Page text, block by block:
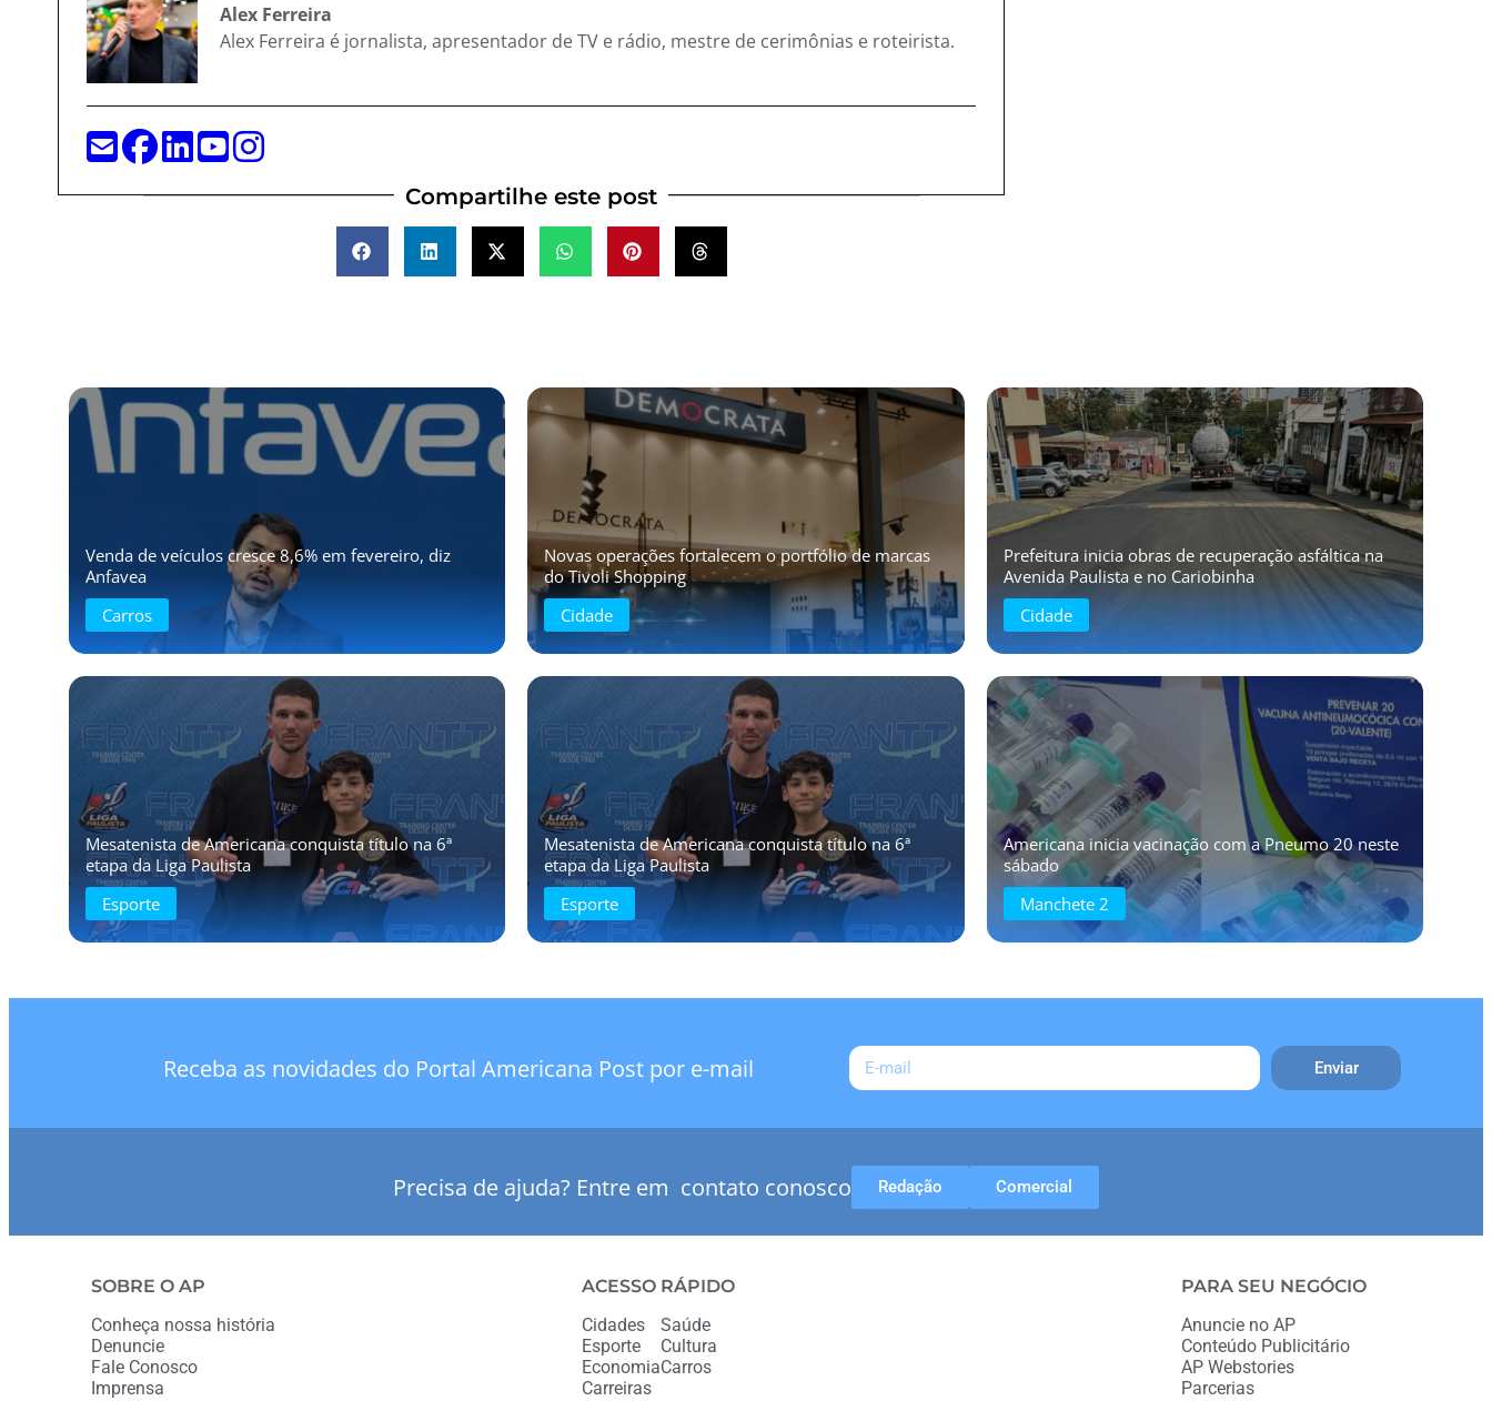
Alex Ferreira
Alex Ferreira é jornalista, apresentador de TV e rádio, mestre de cerimônias e roteirista.
Compartilhe este post
Venda de veículos cresce 8,6% em fevereiro, diz
Anfavea
Carros
Novas operações fortalecem o portfólio de marcas
do Tivoli Shopping
Cidade
Prefeitura inicia obras de recuperação asfáltica na
Avenida Paulista e no Cariobinha
Cidade
Mesatenista de Americana conquista título na 6ª
etapa da Liga Paulista
Esporte
Mesatenista de Americana conquista título na 6ª
etapa da Liga Paulista
Esporte
Americana inicia vacinação com a Pneumo 20 neste
sábado
Manchete 2
Receba as novidades do Portal Americana Post por e-mail Enviar
Precisa de ajuda? Entre em contato conosco Redação Comercial
SOBRE O AP
Conheça nossa história
Denuncie
Fale Conosco
Imprensa
ACESSO RÁPIDO
Cidades
Esporte
Economia
Carreiras
Saúde
Cultura
Carros
PARA SEU NEGÓCIO
Anuncie no AP
Conteúdo Publicitário
AP Webstories
Parcerias